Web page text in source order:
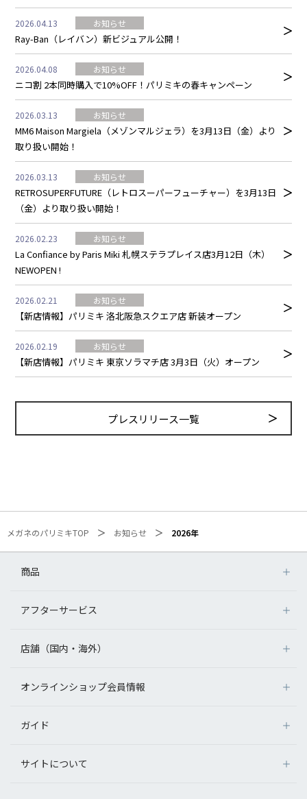
2026.04.13 お知らせ
Ray-Ban（レイバン）新ビジュアル公開！
2026.04.08 お知らせ
ニコ割 2本同時購入で10%OFF！パリミキの春キャンペーン
2026.03.13 お知らせ
MM6 Maison Margiela（メゾンマルジェラ）を3月13日（金）より
取り扱い開始！
2026.03.13 お知らせ
RETROSUPERFUTURE（レトロスーパーフューチャー）を3月13日
（金）より取り扱い開始！
2026.02.23 お知らせ
La Confiance by Paris Miki 札幌ステラプレイス店3月12日（木）
NEWOPEN !
2026.02.21 お知らせ
【新店情報】パリミキ 洛北阪急スクエア店 新装オープン
2026.02.19 お知らせ
【新店情報】パリミキ 東京ソラマチ店 3月3日（火）オープン
プレスリリース一覧
メガネのパリミキTOP お知らせ 2026年
商品
アフターサービス
店舗（国内・海外）
オンラインショップ会員情報
ガイド
サイトについて